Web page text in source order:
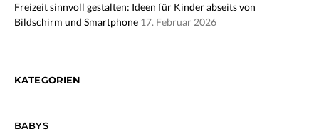
Freizeit sinnvoll gestalten: Ideen für Kinder abseits von
Bildschirm und Smartphone 17. Februar 2026
KATEGORIEN
BABYS